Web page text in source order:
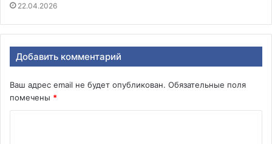
22.04.2026
Добавить комментарий
Ваш адрес email не будет опубликован. Обязательные поля
помечены *